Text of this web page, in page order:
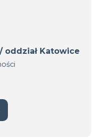
oddział Katowice